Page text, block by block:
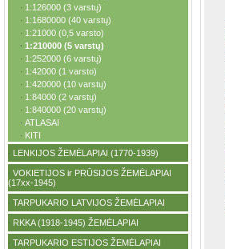
· 1:126000 (3 varstų)
· 1:1680000 (40 varstų)
· 1:21000 (0,5 varsto)
· 1:210000 (5 varstų)
· 1:252000 (6 varstų)
· 1:42000 (1 varsto)
· 1:420000 (10 varstų)
· 1:84000 (2 varstų)
· 1:840000 (20 varstų)
· ATLASAI
· KITI
· LENKIJOS ŽEMĖLAPIAI (1770-1939)
· VOKIETIJOS ir PRŪSIJOS ŽEMĖLAPIAI
(17xx-1945)
· TARPUKARIO LATVIJOS ŽEMĖLAPIAI
· RKKA (1918-1945) ŽEMĖLAPIAI
· TARPUKARIO ESTIJOS ŽEMĖLAPIAI